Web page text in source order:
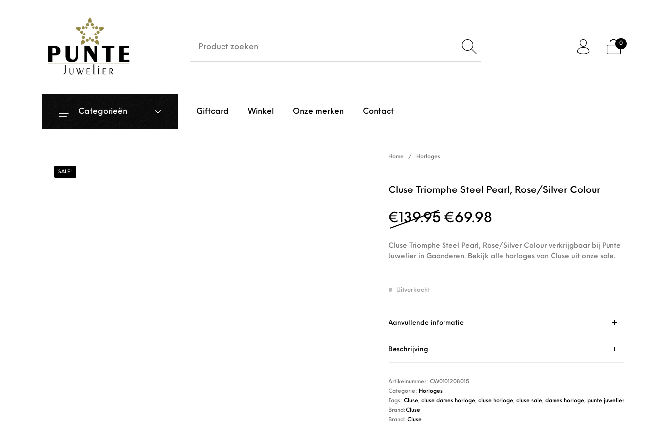
0
Giftcard Winkel Onze merken Contact
Categorieën
SALE!
Home / Horloges
Cluse Triomphe Steel Pearl, Rose/Silver Colour
€ 139.95 Oorspronkelijke prijs was:
€69.98
Cluse Triomphe Steel Pearl, Rose/Silver Colour verkrijgbaar bij Punte
Juwelier in Gaanderen. Bekijk alle horloges van Cluse uit onze sale.
Uitverkocht
Aanvullende informatie
Beschrijving
Artikelnummer: CW0101208015
Categorie: Horloges
Tags: Cluse, cluse dames horloge, cluse horloge, cluse sale, dames horloge, punte juwelier
Brand:Cluse
Brand: Cluse